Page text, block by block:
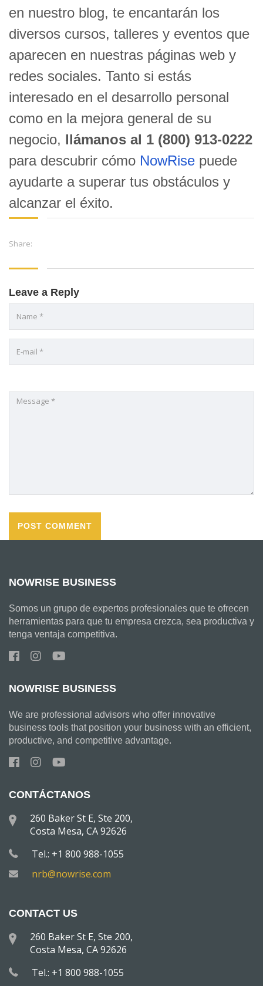
en nuestro blog, te encantarán los
diversos cursos, talleres y eventos que
aparecen en nuestras páginas web y
redes sociales. Tanto si estás
interesado en el desarrollo personal
como en la mejora general de su
negocio, llámanos al 1 (800) 913-0222
para descubrir cómo NowRise puede
ayudarte a superar tus obstáculos y
alcanzar el éxito.
Share:
Leave a Reply
NOWRISE BUSINESS
Somos un grupo de expertos profesionales que te ofrecen
herramientas para que tu empresa crezca, sea productiva y
tenga ventaja competitiva.
NOWRISE BUSINESS
We are professional advisors who offer innovative
business tools that position your business with an efficient,
productive, and competitive advantage.
CONTÁCTANOS
260 Baker St E, Ste 200,
Costa Mesa, CA 92626
Tel.: +1 800 988-1055
nrb@nowrise.com
CONTACT US
260 Baker St E, Ste 200,
Costa Mesa, CA 92626
Tel.: +1 800 988-1055